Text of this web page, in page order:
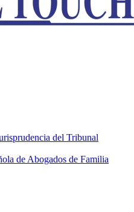
del Tribunal
de Abogados de Familia